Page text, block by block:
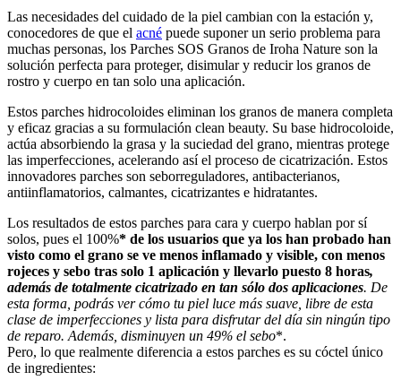
Las necesidades del cuidado de la piel cambian con la estación y,
conocedores de que el acné puede suponer un serio problema para
muchas personas, los Parches SOS Granos de Iroha Nature son la
solución perfecta para proteger, disimular y reducir los granos de
rostro y cuerpo en tan solo una aplicación.
Estos parches hidrocoloides eliminan los granos de manera completa
y eficaz gracias a su formulación clean beauty. Su base hidrocoloide,
actúa absorbiendo la grasa y la suciedad del grano, mientras protege
las imperfecciones, acelerando así el proceso de cicatrización. Estos
innovadores parches son seborreguladores, antibacterianos,
antiinflamatorios, calmantes, cicatrizantes e hidratantes.
Los resultados de estos parches para cara y cuerpo hablan por sí
solos, pues el 100%* de los usuarios que ya los han probado han
visto como el grano se ve menos inflamado y visible, con menos
rojeces y sebo tras solo 1 aplicación y llevarlo puesto 8 horas,
además de totalmente cicatrizado en tan sólo dos aplicaciones. De
esta forma, podrás ver cómo tu piel luce más suave, libre de esta
clase de imperfecciones y lista para disfrutar del día sin ningún tipo
de reparo. Además, disminuyen un 49% el sebo*.
Pero, lo que realmente diferencia a estos parches es su cóctel único
de ingredientes: